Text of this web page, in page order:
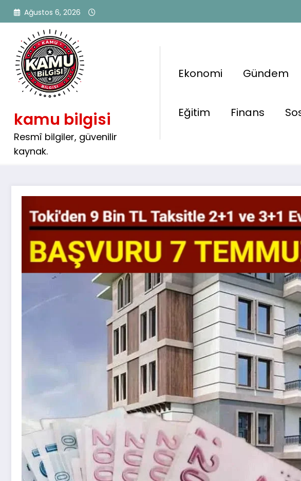
İçeriğe
atla
Ağustos 6, 2026
kamu bilgisi
Resmî bilgiler, güvenilir
kaynak.
Ekonomi Gündem
Eğitim Finans
TOKİ’den 2+1 ve 3+1 Konut
Bin TL Taksitle Satışlar 7
Başlıyor 🏘️